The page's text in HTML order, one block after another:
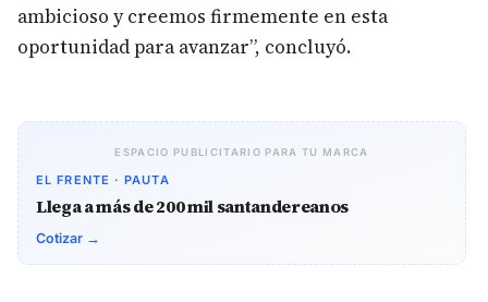
ambicioso y creemos firmemente en esta
oportunidad para avanzar”, concluyó.
ESPACIO PUBLICITARIO PARA TU MARCA
EL FRENTE · PAUTA
Llega a más de 200 mil santandereanos
Cotizar →